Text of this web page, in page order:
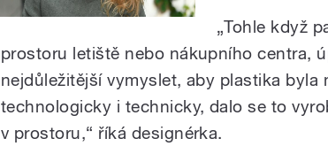
„Tohle když
prostoru letiště nebo nákupního centra,
nejdůležitější vymyslet, aby plastika
technologicky i technicky, dalo se to
v prostoru,“ říká designérka.